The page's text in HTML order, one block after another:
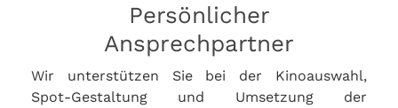
Persönlicher
Ansprechpartner
Wir unterstützen Sie bei der Kinoauswahl,
Spot-Gestaltung und Umsetzung der